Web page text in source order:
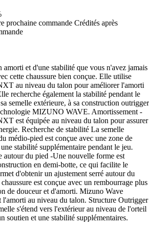
prochaine commande Crédités après
amorti et d'une stabilité que vous n'avez jamais
cette chaussure bien conçue. Elle utilise
au niveau du talon pour améliorer l'amorti
recherche également la stabilité pendant le
semelle extérieure, à sa construction outrigger
MIZUNO WAVE. Amortissement -
est équipée au niveau du talon pour assurer
Recherche de stabilité La semelle
médio-pied est conçue avec une zone de
stabilité supplémentaire pendant le jeu.
autour du pied -Une nouvelle forme est
en demi-botte, ce qui facilite le
d'obtenir un ajustement serré autour du
est conçue avec un rembourrage plus
de douceur et d'amorti. Mizuno Wave
au niveau du talon. Structure Outrigger
s'étend vers l'extérieur au niveau de l'orteil
soutien et une stabilité supplémentaires.